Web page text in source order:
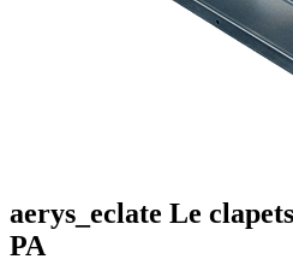
aerys_eclate Le
PA